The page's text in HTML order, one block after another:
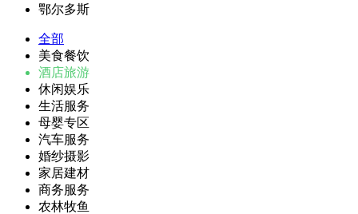
鄂尔多斯
全部
美食餐饮
酒店旅游
休闲娱乐
生活服务
母婴专区
汽车服务
婚纱摄影
家居建材
商务服务
农林牧鱼